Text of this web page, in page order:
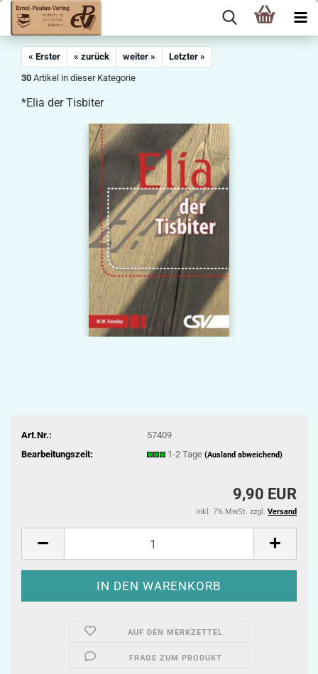
« Erster « zurück weiter »
Letzter »
30 Artikel in dieser Kategorie
*Elia der Tisbiter
Art.Nr.:
57409
Bearbeitungszeit:
1-2 Tage (Ausland abweichend)
9,90 EUR
inkl. 7% MwSt. zzgl. Versand
AUF DEN MERKZETTEL
FRAGE ZUM PRODUKT